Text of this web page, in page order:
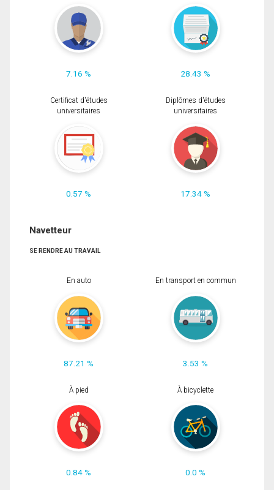
7.16 % 28.43 %
Certificat d'études
universitaires
0.57 %
Diplômes d'études
universitaires
17.34 %
Navetteur
SE RENDRE AU TRAVAIL
En auto
87.21 %
En transport en commun
3.53 %
À pied
0.84 %
À bicyclette
0.0 %